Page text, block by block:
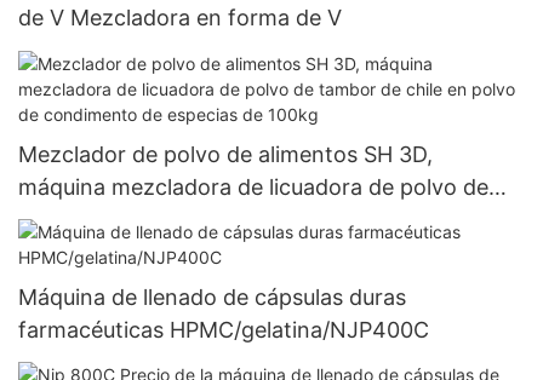
de V Mezcladora en forma de V
Mezclador de polvo de alimentos SH 3D,
máquina mezcladora de licuadora de polvo de
tambor de chile en polvo de condimento de
especias de 100kg
Máquina de llenado de cápsulas duras
farmacéuticas HPMC/gelatina/NJP400C